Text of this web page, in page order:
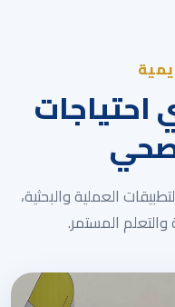
احتياجات
العملية والبحثية،
المستمر.